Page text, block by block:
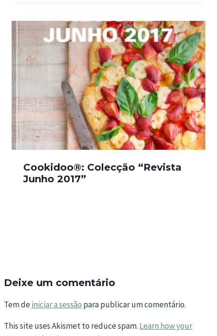
Cookidoo®: Colecção “Revista
Junho 2017”
Deixe um comentário
Tem deiniciar a sessão para publicar um comentário.
This site uses Akismet to reduce spam. Learn how your